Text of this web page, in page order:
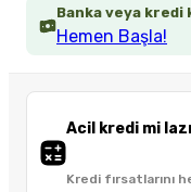
Banka veya kredi
Hemen Başla!
Acil kredi mi
Kredi fırsatlarını